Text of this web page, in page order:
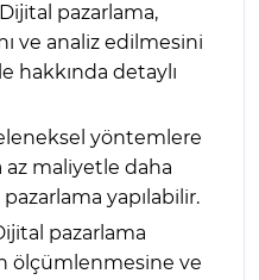
Dijital pazarlama,
ve analiz edilmesini
hakkında detaylı
yöntemlere
maliyetle daha
yapılabilir.
pazarlama
ölçümlenmesine ve